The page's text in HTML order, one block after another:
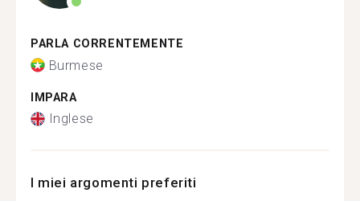
PARLA CORRENTEMENTE
Burmese
IMPARA
Inglese
I miei argomenti preferiti